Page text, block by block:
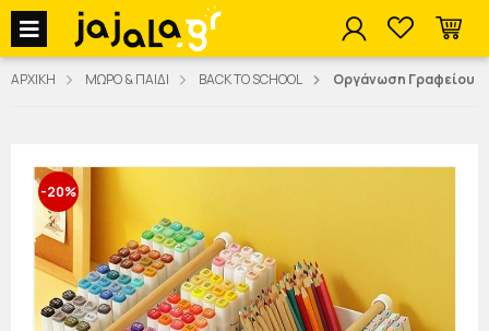
jajala Menu
ΑΡΧΙΚΗ ΜΩΡΟ & ΠΑΙΔΙ BACK TO SCHOOL Οργάνωση Γραφείου
-20%